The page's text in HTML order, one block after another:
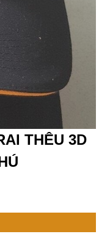
THÊU 3D